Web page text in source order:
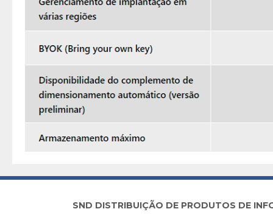
SND DISTRIBUIÇÃO DE PRODUTOS DE